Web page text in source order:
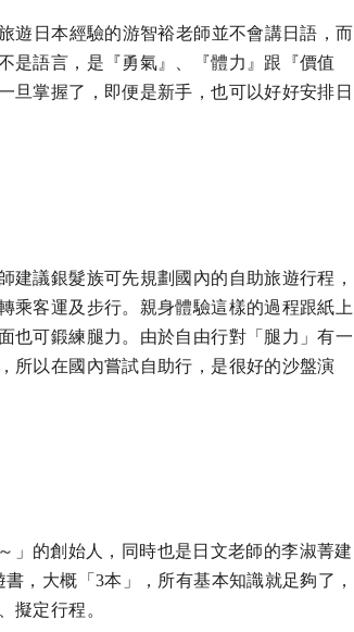
遊日本經驗的游智裕老師並不會講日語，而
是語言，是『勇氣』、『體力』跟『價值
旦掌握了，即便是新手，也可以好好安排日
建議銀髮族可先規劃國內的自助旅遊行程，
乘客運及步行。親身體驗這樣的過程跟紙上
也可鍛練腿力。由於自由行對「腿力」有一
所以在國內嘗試自助行，是很好的沙盤演
」的創始人，同時也是日文老師的李淑菁建
，大概「3本」，所有基本知識就足夠了，
擬定行程。